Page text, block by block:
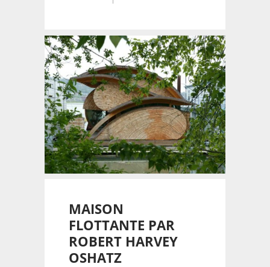
MAISON
FLOTTANTE PAR
ROBERT HARVEY
OSHATZ